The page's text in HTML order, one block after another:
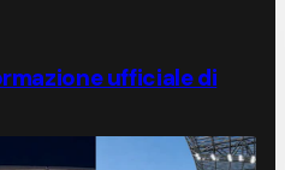
ufficiale di